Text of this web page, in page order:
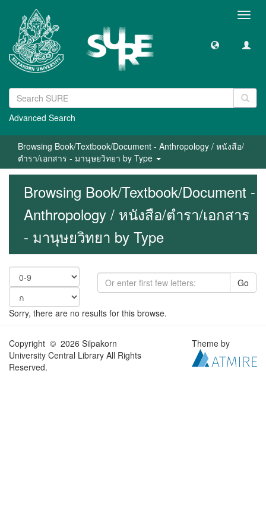
Advanced Search
Browsing Book/Textbook/Document - Anthropology / หนังสือ/
ตำรา/เอกสาร - มานุษยวิทยา by Type
Browsing Book/Textbook/Document -
Anthropology / หนังสือ/ตำรา/เอกสาร
- มานุษยวิทยา by Type
Go
Sorry, there are no results for this browse.
Copyright © 2026 Silpakorn
University Central Library All Rights
Reserved.
Theme by